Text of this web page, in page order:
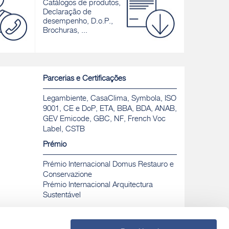
de capote
Descobrir
Catálogos de produtos,
Declaração de
desempenho, D.o.P.,
Brochuras, ...
Parcerias e Certificações
Legambiente, CasaClima, Symbola, ISO
9001, CE e DoP, ETA, BBA, BDA, ANAB,
GEV Emicode, GBC, NF, French Voc
Label, CSTB
Prémio
Prémio Internacional Domus Restauro e
Conservazione
Prémio Internacional Arquitectura
Sustentável